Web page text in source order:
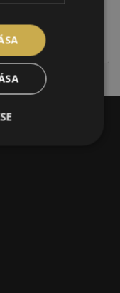
tájékoztató
EU-s